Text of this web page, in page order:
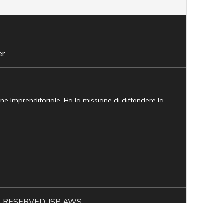
Imprenditoriale. Ha la missione di diffondere la